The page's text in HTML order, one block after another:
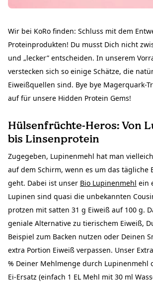
Wir bei KoRo finden: Schluss mit dem
Proteinprodukten! Du musst Dich nicht
und „lecker” entscheiden. In unserem
verstecken sich so einige Schätze, die
Eiweißquellen sind. Bye bye Magerquark-
auf für unsere Hidden Protein Gems!
Hülsenfrüchte-Heros: Von
bis Linsenprotein
Zugegeben, Lupinenmehl hat man
auf dem Schirm, wenn es um das tägliche
geht. Dabei ist unser Bio Lupinenmehl ein
Lupinen sind quasi die unbekannten
protzen mit satten 31 g Eiweiß auf 100 g.
geniale Alternative zu tierischem Eiweiß,
Beispiel zum Backen nutzen oder Deinen
extra Portion Eiweiß verpassen. Unser
% Deiner Mehlmenge durch Lupinenmehl
Ei-Ersatz (einfach 1 EL Mehl mit 30 ml